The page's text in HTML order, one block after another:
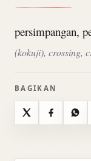
persimpangan,
(kokuji), crossing,
BAGIKAN
X Facebook